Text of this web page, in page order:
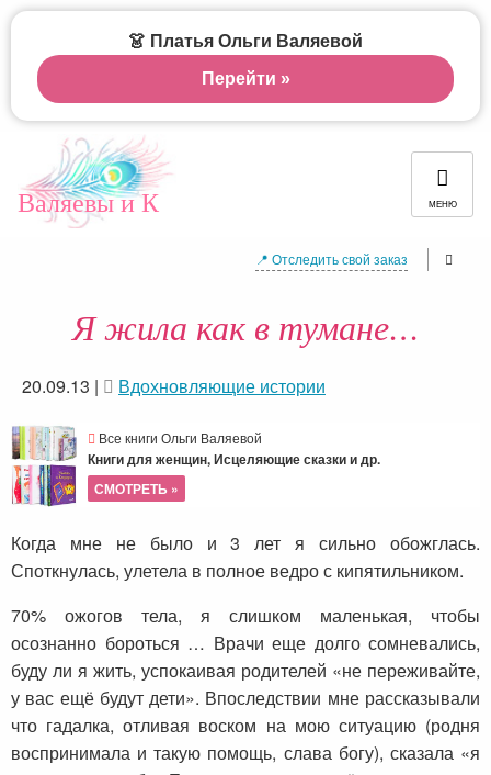
Валяевы и К МЕНЮ
📍 Отследить свой заказ
Я жила как в тумане…
20.09.13 | Вдохновляющие истории
Все книги Ольги Валяевой
Книги для женщин, Исцеляющие сказки и др.
СМОТРЕТЬ »
Когда мне не было и 3 лет я сильно обожглась.
Споткнулась, улетела в полное ведро с кипятильником.
70% ожогов тела, я слишком маленькая, чтобы
осознанно бороться … Врачи еще долго сомневались,
буду ли я жить, успокаивая родителей «не переживайте,
у вас ещё будут дети». Впоследствии мне рассказывали
что гадалка, отливая воском на мою ситуацию (родня
воспринимала и такую помощь, слава богу), сказала «я
👗 Платья Ольги Валяевой
Перейти »